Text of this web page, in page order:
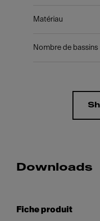
Matériau
Nombre de bassins
Downloads
Fiche produit